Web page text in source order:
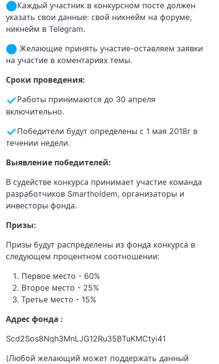
Каждый участник в конкурсном посте должен
указать свои данные: свой никнейм на форуме,
никнейм в Telegram.
Желающие принять участие-оставляем заявки
на участие в коментариях темы.
Сроки проведения:
️Работы принимаются до 30 апреля
включительно.
️Победители будут определены с 1 мая 2018г в
течении недели.
Выявление победителей:
В судействе конкурса принимает участие команда
разработчиков Smartholdem, организаторы и
инвесторы фонда.
Призы:
Призы будут распределены из фонда конкурса в
следующем процентном соотношении:
Первое место - 60%
Второе место - 25%
Третье место - 15%
Адрес фонда :
Scd2Sos8Nqh3MnLJG12Ru35BTuKMCtyi41
(Любой желающий может поддержать данный